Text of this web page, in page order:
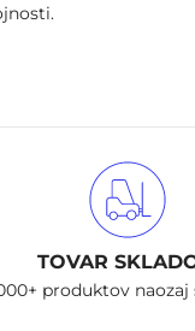
TOVAR
produktov naozaj